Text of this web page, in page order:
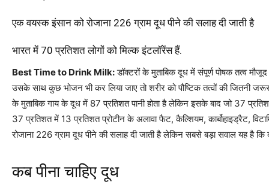
एक वयस्क इंसान को रोजाना 226 ग्राम दूध पीने की सलाह दी जाती है
भारत में 70 प्रतिशत लोगों को मिल्क इंटलॉरेंस हैं.
Best Time to Drink Milk:डॉक्टरों के मुताबिक दूध में संपूर्ण पोषक तत्व
उसके साथ कुछ भोजन भी कर लिया जाए तो शरीर को पौष्टिक तत्वों की जितनी
के मुताबिक गाय के दूध में 87 प्रतिशत पानी होता है लेकिन इसके बाद जो 37
37 प्रतिशत में 13 प्रतिशत प्रोटीन के अलावा फैट, कैल्शियम, कार्बोहाइड्रैट,
रोजाना 226 ग्राम दूध पीने की सलाह दी जाती है लेकिन सबसे बड़ा सवाल यह है
कब पीना चाहिए दूध